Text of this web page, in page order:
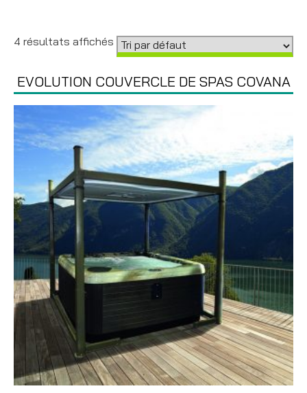
4 résultats affichés
EVOLUTION COUVERCLE DE SPAS COVANA